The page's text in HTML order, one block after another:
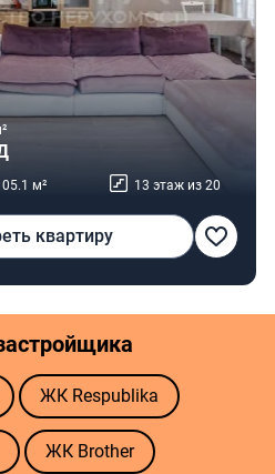
м² 13 этаж из 20
квартиру
ЖК Respublika
ЖК Brother